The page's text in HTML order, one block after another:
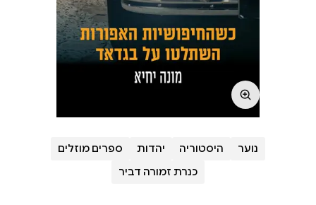
נוער היסטוריה יהדות
ספרים מוזלים
כנרת זמורה דביר